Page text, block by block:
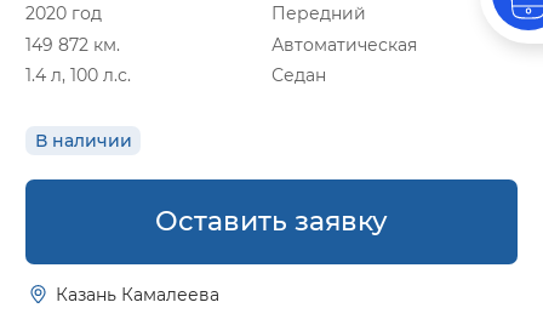
2020 год
Передний
149 872 км.
Автоматическая
1.4 л, 100 л.с.
Седан
В наличии
Оставить заявку
Казань Камалеева